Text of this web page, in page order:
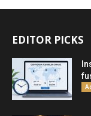
EDITOR PICKS